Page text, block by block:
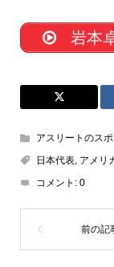
岩本
アスリートのス
日本代表, アメリ
コメント: 0